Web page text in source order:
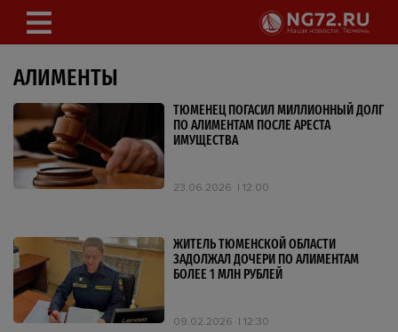
АЛИМЕНТЫ
ТЮМЕНЕЦ ПОГАСИЛ МИЛЛИОННЫЙ ДОЛГ
ПО АЛИМЕНТАМ ПОСЛЕ АРЕСТА
ИМУЩЕСТВА
23.06.2026 12:00
ЖИТЕЛЬ ТЮМЕНСКОЙ ОБЛАСТИ
ЗАДОЛЖАЛ ДОЧЕРИ ПО АЛИМЕНТАМ
БОЛЕЕ 1 МЛН РУБЛЕЙ
09.02.2026 12:30